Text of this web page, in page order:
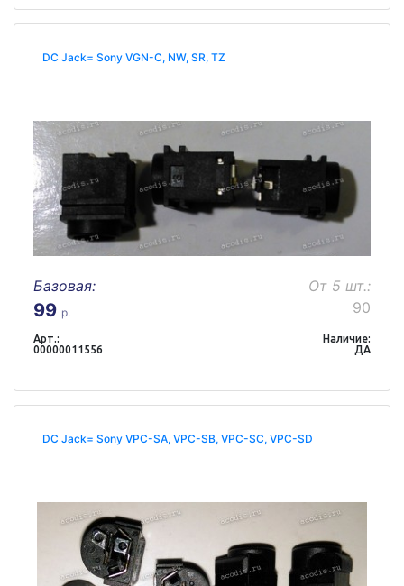
DC Jack= Sony VGN-C, NW, SR, TZ
Базовая:
99 р.
От 5 шт.:
90
Арт.:
00000011556
Наличие:
ДА
DC Jack= Sony VPC-SA, VPC-SB, VPC-SC, VPC-SD